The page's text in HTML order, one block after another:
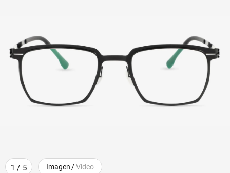
1 / 5 Imagen /Video